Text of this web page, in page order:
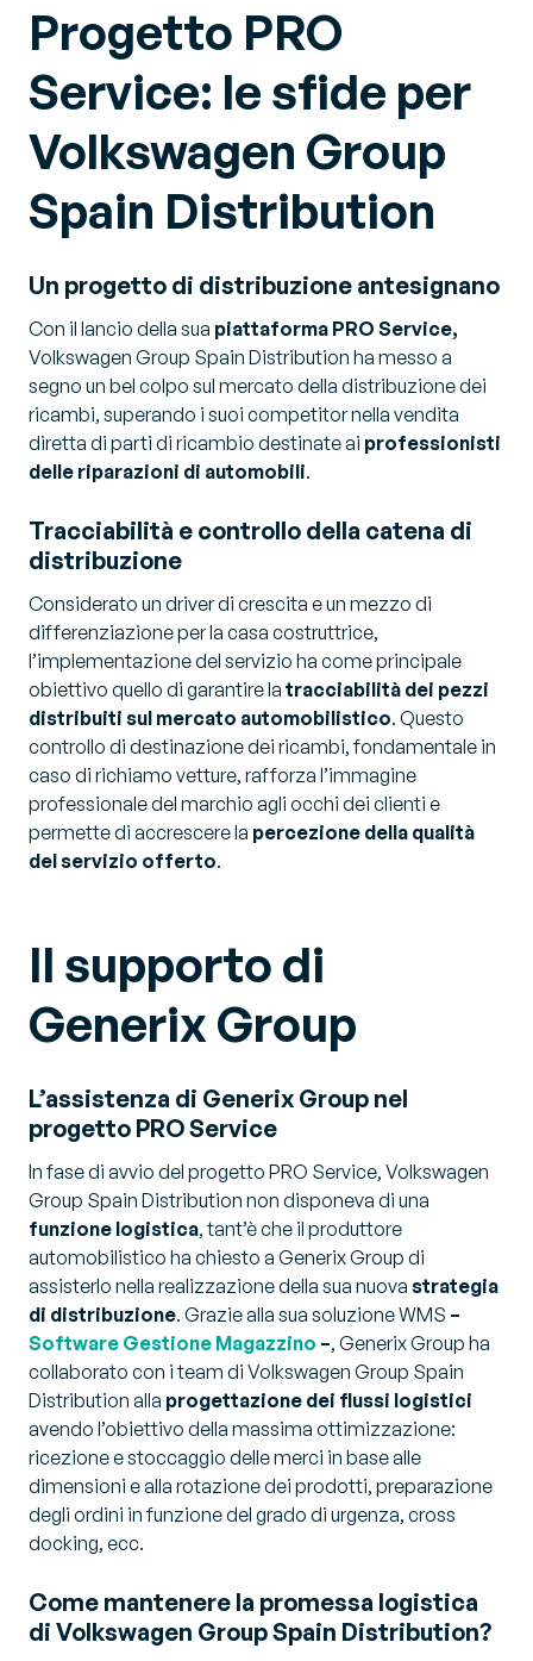
Progetto PRO
Service: le sfide per
Volkswagen Group
Spain Distribution
Un progetto di distribuzione antesignano
Con il lancio della sua piattaforma PRO Service,
Volkswagen Group Spain Distribution ha messo a
segno un bel colpo sul mercato della distribuzione dei
ricambi, superando i suoi competitor nella vendita
diretta di parti di ricambio destinate ai professionisti
delle riparazioni di automobili.
Tracciabilità e controllo della catena di
distribuzione
Considerato un driver di crescita e un mezzo di
differenziazione per la casa costruttrice,
l’implementazione del servizio ha come principale
obiettivo quello di garantire la tracciabilità dei pezzi
distribuiti sul mercato automobilistico. Questo
controllo di destinazione dei ricambi, fondamentale in
caso di richiamo vetture, rafforza l’immagine
professionale del marchio agli occhi dei clienti e
permette di accrescere la percezione della qualità
del servizio offerto.
Il supporto di
Generix Group
L’assistenza di Generix Group nel
progetto PRO Service
In fase di avvio del progetto PRO Service, Volkswagen
Group Spain Distribution non disponeva di una
funzione logistica, tant’è che il produttore
automobilistico ha chiesto a Generix Group di
assisterlo nella realizzazione della sua nuova strategia
di distribuzione. Grazie alla sua soluzione WMS –
Software Gestione Magazzino –, Generix Group ha
collaborato con i team di Volkswagen Group Spain
Distribution alla progettazione dei flussi logistici
avendo l’obiettivo della massima ottimizzazione:
ricezione e stoccaggio delle merci in base alle
dimensioni e alla rotazione dei prodotti, preparazione
degli ordini in funzione del grado di urgenza, cross
docking, ecc.
Come mantenere la promessa logistica
di Volkswagen Group Spain Distribution?